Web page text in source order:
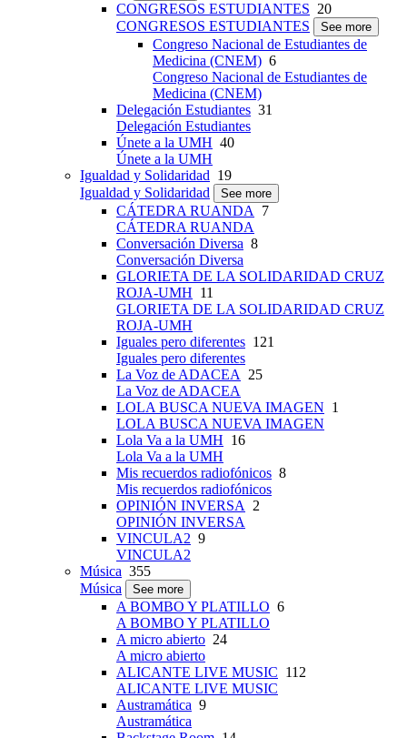
CONGRESOS ESTUDIANTES 20
CONGRESOS ESTUDIANTES
See more
Congreso Nacional de Estudiantes de
Medicina (CNEM) 6
Congreso Nacional de Estudiantes de
Medicina (CNEM)
Delegación Estudiantes 31
Delegación Estudiantes
Únete a la UMH 40
Únete a la UMH
Igualdad y Solidaridad 19
Igualdad y Solidaridad
See more
CÁTEDRA RUANDA 7
CÁTEDRA RUANDA
Conversación Diversa 8
Conversación Diversa
GLORIETA DE LA SOLIDARIDAD CRUZ
ROJA-UMH 11
GLORIETA DE LA SOLIDARIDAD CRUZ
ROJA-UMH
Iguales pero diferentes 121
Iguales pero diferentes
La Voz de ADACEA 25
La Voz de ADACEA
LOLA BUSCA NUEVA IMAGEN 1
LOLA BUSCA NUEVA IMAGEN
Lola Va a la UMH 16
Lola Va a la UMH
Mis recuerdos radiofónicos 8
Mis recuerdos radiofónicos
OPINIÓN INVERSA 2
OPINIÓN INVERSA
VINCULA2 9
VINCULA2
Música 355
Música
See more
A BOMBO Y PLATILLO 6
A BOMBO Y PLATILLO
A micro abierto 24
A micro abierto
ALICANTE LIVE MUSIC 112
ALICANTE LIVE MUSIC
Austramática 9
Austramática